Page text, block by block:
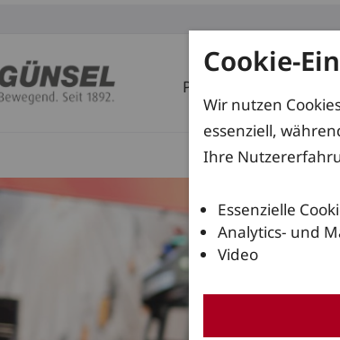
Produkte
Cookie-
Wir nutzen
essenziell,
Ihre
Essenzielle
Analytics- und
Video